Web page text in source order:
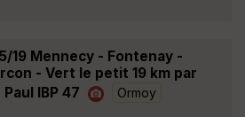
19 Mennecy - Fontenay -
- Vert le petit 19 km par
IBP 47
Ormoy